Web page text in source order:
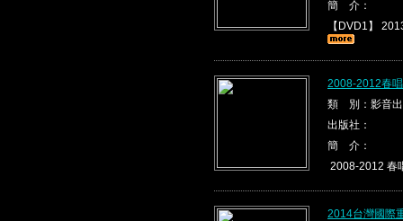
簡 介：
【DVD1】
2008-2012春
類 別：影音
出版社：
簡 介：
2008-2012 春
2014台灣國際